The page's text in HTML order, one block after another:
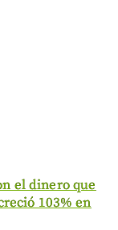
el dinero que
103% en